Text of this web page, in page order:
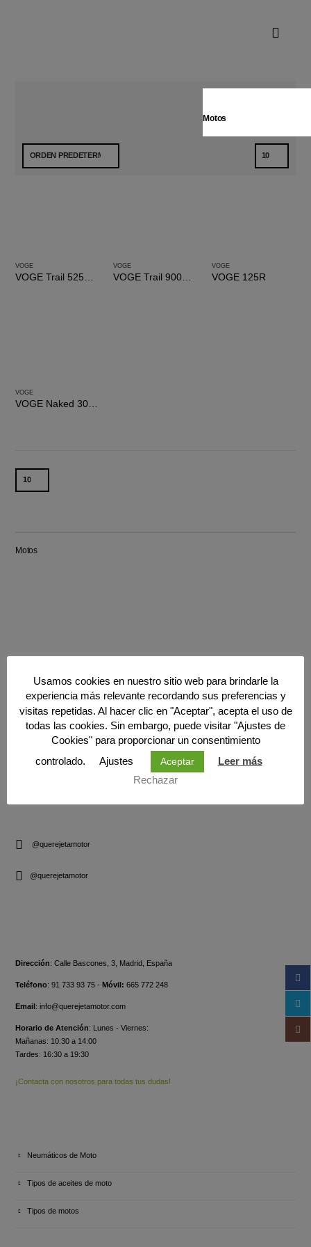
Motos
VOGE
VOGE Trail 525DSX
VOGE
VOGE Trail 900DSX
VOGE
VOGE 125R
VOGE
Motos
INFORMACIÓN
Aviso Legal
Política de privacidad
Política de cookies
Contacto
@querejetamotor
@querejetamotor
Dirección: Calle Bascones, 3, Madrid, España
Teléfono: 91 733 93 75 -Móvil: 665 772 248
Email: info@querejetamotor.com
Horario de Atención: Lunes - Viernes:
Mañanas: 10:30 a 14:00
Tardes: 16:30 a 19:30
¡Contacta con nosotros para todas tus dudas!
Neumáticos de Moto
Tipos de aceites de moto
Tipos de motos
Usamos cookies en nuestro sitio web para brindarle la
experiencia más relevante recordando sus preferencias y
visitas repetidas. Al hacer clic en "Aceptar", acepta el uso de
todas las cookies. Sin embargo, puede visitar "Ajustes de
Cookies" para proporcionar un consentimiento
controlado.
Ajustes Aceptar
Leer más
Rechazar